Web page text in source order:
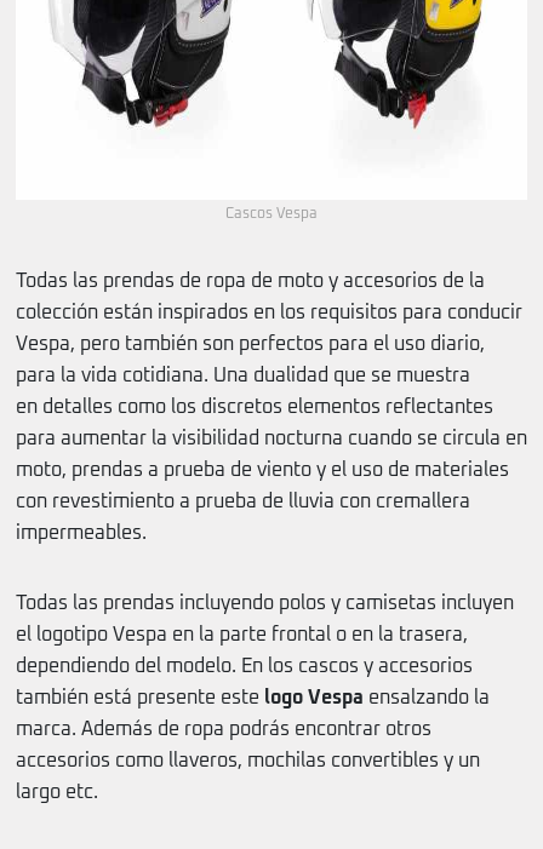
Cascos Vespa
Todas las prendas de ropa de moto y accesorios de la
colección están inspirados en los requisitos para conducir
Vespa, pero también son perfectos para el uso diario,
para la vida cotidiana. Una dualidad que se muestra
en detalles como los discretos elementos reflectantes
para aumentar la visibilidad nocturna cuando se circula en
moto, prendas a prueba de viento y el uso de materiales
con revestimiento a prueba de lluvia con cremallera
impermeables.
Todas las prendas incluyendo polos y camisetas incluyen
el logotipo Vespa en la parte frontal o en la trasera,
dependiendo del modelo. En los cascos y accesorios
también está presente este logo Vespa ensalzando la
marca. Además de ropa podrás encontrar otros
accesorios como llaveros, mochilas convertibles y un
largo etc.